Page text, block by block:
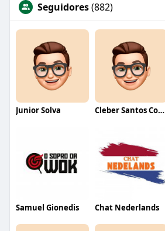
Seguidores(882)
Junior Solva Cleber Santos Costa
Samuel Gionedis Chat Nederlands